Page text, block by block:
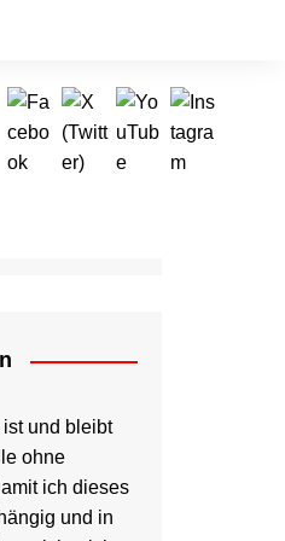
und bleibt
ohne
ich dieses
und in